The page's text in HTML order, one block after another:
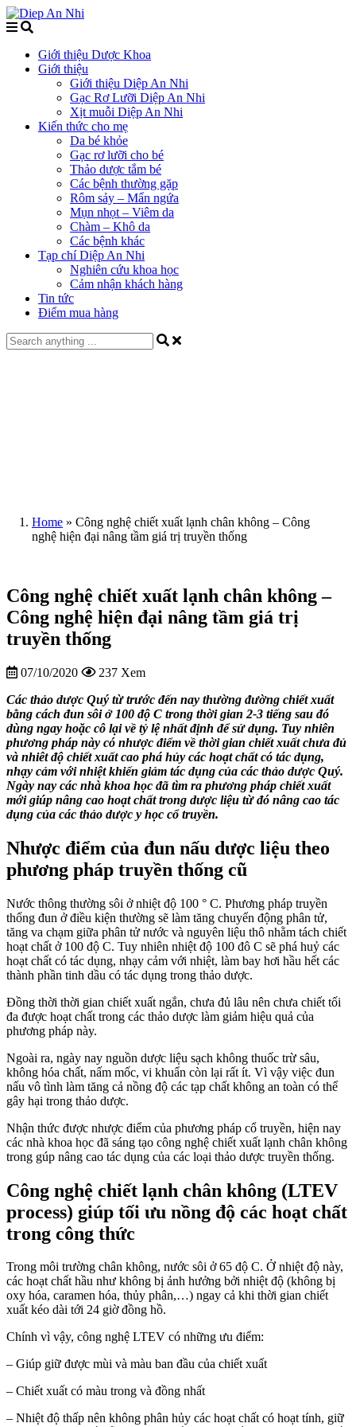
Giới thiệu Dược Khoa
Giới thiệu
Giới thiệu Diệp An Nhi
Gạc Rơ Lưỡi Diệp An Nhi
Xịt muỗi Diệp An Nhi
Kiến thức cho mẹ
Da bé khỏe
Gạc rơ lưỡi cho bé
Thảo dược tắm bé
Các bệnh thường gặp
Rôm sảy – Mẩn ngứa
Mụn nhọt – Viêm da
Chàm – Khô da
Các bệnh khác
Tạp chí Diệp An Nhi
Nghiên cứu khoa học
Cảm nhận khách hàng
Tin tức
Điểm mua hàng
Home » Công nghệ chiết xuất lạnh chân không – Công
nghệ hiện đại nâng tầm giá trị truyền thống
Công nghệ chiết xuất lạnh chân không –
Công nghệ hiện đại nâng tầm giá trị
truyền thống
07/10/2020 237 Xem
Các thảo dược Quý từ trước đến nay thường đường chiết xuất
bằng cách đun sôi ở 100 độ C trong thời gian 2-3 tiếng sau đó
dùng ngay hoặc cô lại về tỷ lệ nhất định để sử dụng. Tuy nhiên
phương pháp này có nhược điểm về thời gian chiết xuất chưa đủ
và nhiêt độ chiết xuất cao phá hủy các hoạt chất có tác dụng,
nhạy cảm với nhiệt khiến giảm tác dụng của các thảo dược Quý.
Ngày nay các nhà khoa học đã tìm ra phương pháp chiết xuất
mới giúp nâng cao hoạt chất trong dược liệu từ đó nâng cao tác
dụng của các thảo dược y học cổ truyền.
Nhược điểm của đun nấu dược liệu theo
phương pháp truyền thống cũ
Nước thông thường sôi ở nhiệt độ 100 ° C. Phương pháp truyền
thống đun ở điều kiện thường sẽ làm tăng chuyển động phân tử,
tăng va chạm giữa phân tử nước và nguyên liệu thô nhằm tách chiết
hoạt chất ở 100 độ C. Tuy nhiên nhiệt độ 100 đô C sẽ phá huỷ các
hoạt chất có tác dụng, nhạy cảm với nhiệt, làm bay hơi hầu hết các
thành phần tinh dầu có tác dụng trong thảo dược.
Đồng thời thời gian chiết xuất ngắn, chưa đủ lâu nên chưa chiết tối
đa được hoạt chất trong các thảo dược làm giảm hiệu quả của
phương pháp này.
Ngoài ra, ngày nay nguồn dược liệu sạch không thuốc trừ sâu,
không hóa chất, nấm mốc, vi khuẩn còn lại rất ít. Vì vậy việc đun
nấu vô tình làm tăng cả nồng độ các tạp chất không an toàn có thể
gây hại trong thảo dược.
Nhận thức được nhược điểm của phương pháp cổ truyền, hiện nay
các nhà khoa học đã sáng tạo công nghệ chiết xuất lạnh chân không
trong gúp nâng cao tác dụng của các loại thảo dược truyền thống.
Công nghệ chiết lạnh chân không (LTEV
process) giúp tối ưu nồng độ các hoạt chất
trong công thức
Trong môi trường chân không, nước sôi ở 65 độ C. Ở nhiệt độ này,
các hoạt chất hầu như không bị ảnh hưởng bởi nhiệt độ (không bị
oxy hóa, caramen hóa, thủy phân,…) ngay cả khi thời gian chiết
xuất kéo dài tới 24 giờ đồng hồ.
Chính vì vậy, công nghệ LTEV có những ưu điểm:
– Giúp giữ được mùi và màu ban đầu của chiết xuất
– Chiết xuất có màu trong và đồng nhất
– Nhiệt độ thấp nên không phân hủy các hoạt chất có hoạt tính, giữ